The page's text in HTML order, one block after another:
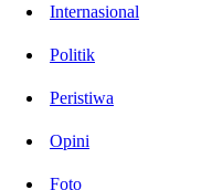
Internasional
Politik
Peristiwa
Opini
Foto